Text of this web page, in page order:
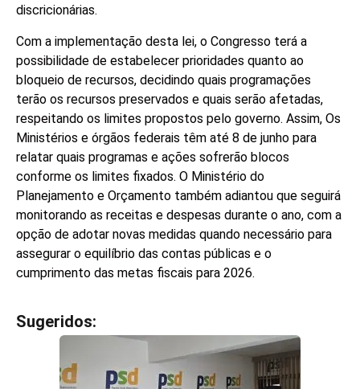
discricionárias.
Com a implementação desta lei, o Congresso terá a
possibilidade de estabelecer prioridades quanto ao
bloqueio de recursos, decidindo quais programações
terão os recursos preservados e quais serão afetadas,
respeitando os limites propostos pelo governo. Assim, Os
Ministérios e órgãos federais têm até 8 de junho para
relatar quais programas e ações sofrerão blocos
conforme os limites fixados. O Ministério do
Planejamento e Orçamento também adiantou que seguirá
monitorando as receitas e despesas durante o ano, com a
opção de adotar novas medidas quando necessário para
assegurar o equilíbrio das contas públicas e o
cumprimento das metas fiscais para 2026.
Sugeridos: